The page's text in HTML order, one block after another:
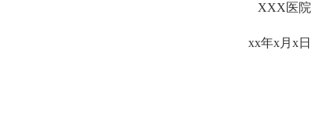
XXX医院
xx年x月x日